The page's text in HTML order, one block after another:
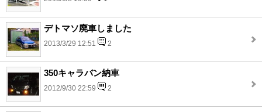
デトマソ廃車しました
2013/3/29 12:51 2
350キャラバン納車
2012/9/30 22:59 2